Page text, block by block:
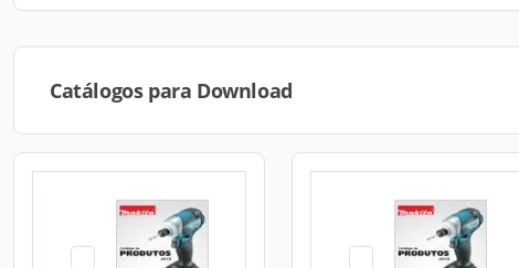
Catálogos para Download